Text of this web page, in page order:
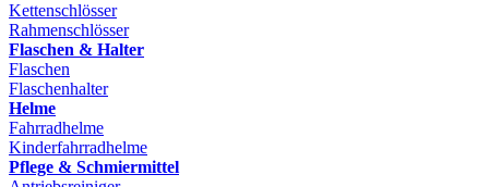
Kettenschlösser
Rahmenschlösser
Flaschen & Halter
Flaschen
Flaschenhalter
Helme
Fahrradhelme
Kinderfahrradhelme
Pflege & Schmiermittel